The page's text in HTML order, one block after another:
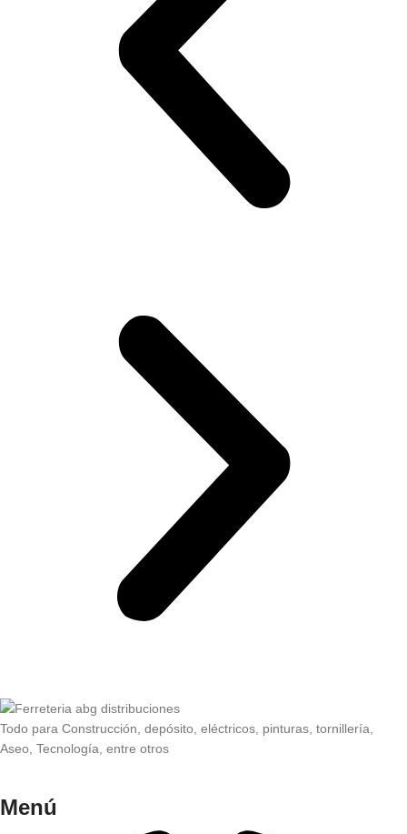
Todo para Construcción, depósito, eléctricos, pinturas, tornillería,
Aseo, Tecnología, entre otros
Menú